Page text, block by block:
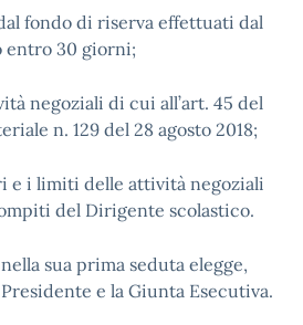
fondo di riserva effettuati dal
entro 30 giorni;
negoziali di cui all’art. 45 del
n. 129 del 28 agosto 2018;
e i limiti delle attività negoziali
del Dirigente scolastico.
sua prima seduta elegge,
e la Giunta Esecutiva.